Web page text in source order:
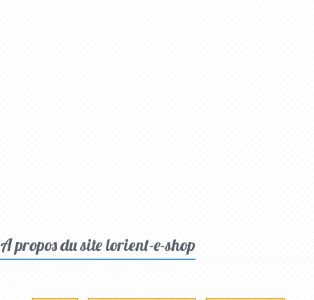
A propos du site lorient-e-shop